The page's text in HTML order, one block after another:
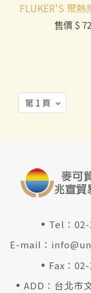
FLUKER'S 聚熱
售價 $
Tel：
E-mail：
Fax：
ADD：台北市